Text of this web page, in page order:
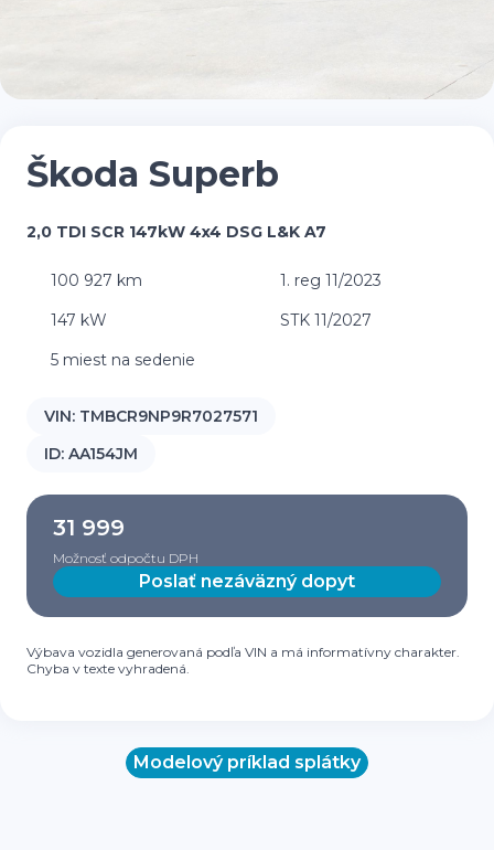
Škoda Superb
2,0 TDI SCR 147kW 4x4 DSG L&K A7
100 927 km
1. reg 11/2023
147 kW
STK 11/2027
5 miest na sedenie
VIN: TMBCR9NP9R7027571
ID: AA154JM
31 999
Možnosť odpočtu DPH
Poslať nezáväzný dopyt
Výbava vozidla generovaná podľa VIN a má informatívny charakter.
Chyba v texte vyhradená.
Modelový príklad splátky